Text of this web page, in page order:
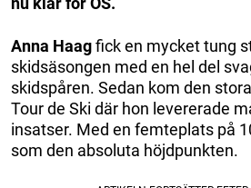
Anna Haagfick en mycket tung
skidsäsongen med en hel del
skidspåren. Sedan kom den
Tour de Ski där hon levererade
insatser. Med en femteplats på
som den absoluta höjdpunkten.